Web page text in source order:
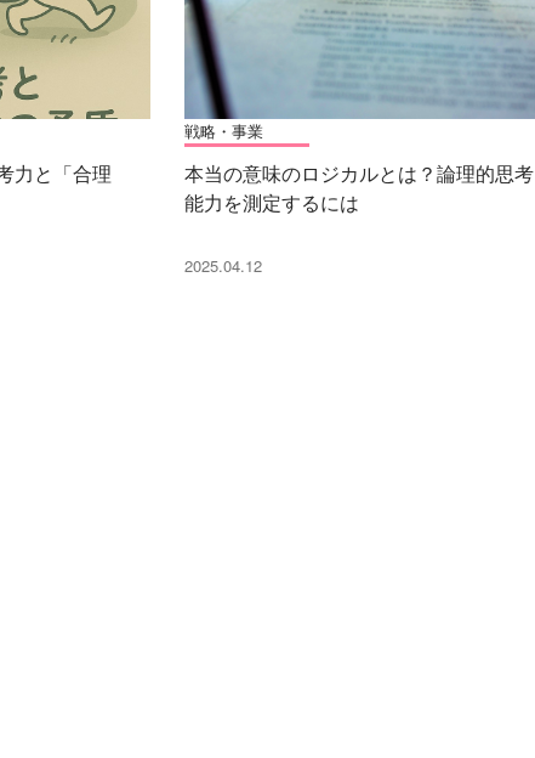
力と「合理
戦略・事業
本当の意味のロジカルとは？論理的思考
能力を測定するには
2025.04.12